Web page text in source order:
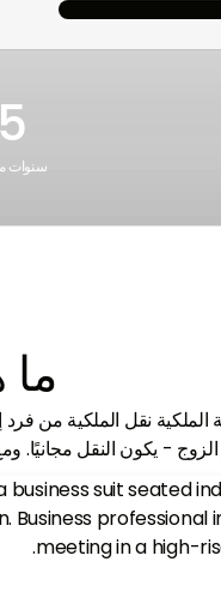
سنوات
نقل الملكية من فرد
- يكون النقل مجانيًا.